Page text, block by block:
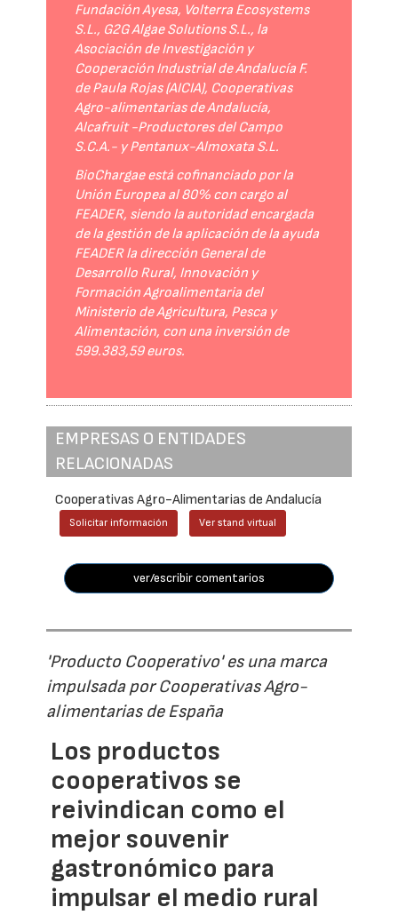
Fundación Ayesa, Volterra Ecosystems
S.L., G2G Algae Solutions S.L., la
Asociación de Investigación y
Cooperación Industrial de Andalucía F.
de Paula Rojas (AICIA), Cooperativas
Agro-alimentarias de Andalucía,
Alcafruit -Productores del Campo
S.C.A.- y Pentanux-Almoxata S.L.
BioChargae está cofinanciado por la
Unión Europea al 80% con cargo al
FEADER, siendo la autoridad encargada
de la gestión de la aplicación de la ayuda
FEADER la dirección General de
Desarrollo Rural, Innovación y
Formación Agroalimentaria del
Ministerio de Agricultura, Pesca y
Alimentación, con una inversión de
599.383,59 euros.
EMPRESAS O ENTIDADES
RELACIONADAS
Cooperativas Agro-Alimentarias de Andalucía
Solicitar información Ver stand virtual
ver/escribir comentarios
'Producto Cooperativo' es una marca
impulsada por Cooperativas Agro-
alimentarias de España
Los productos
cooperativos se
reivindican como el
mejor souvenir
gastronómico para
impulsar el medio rural